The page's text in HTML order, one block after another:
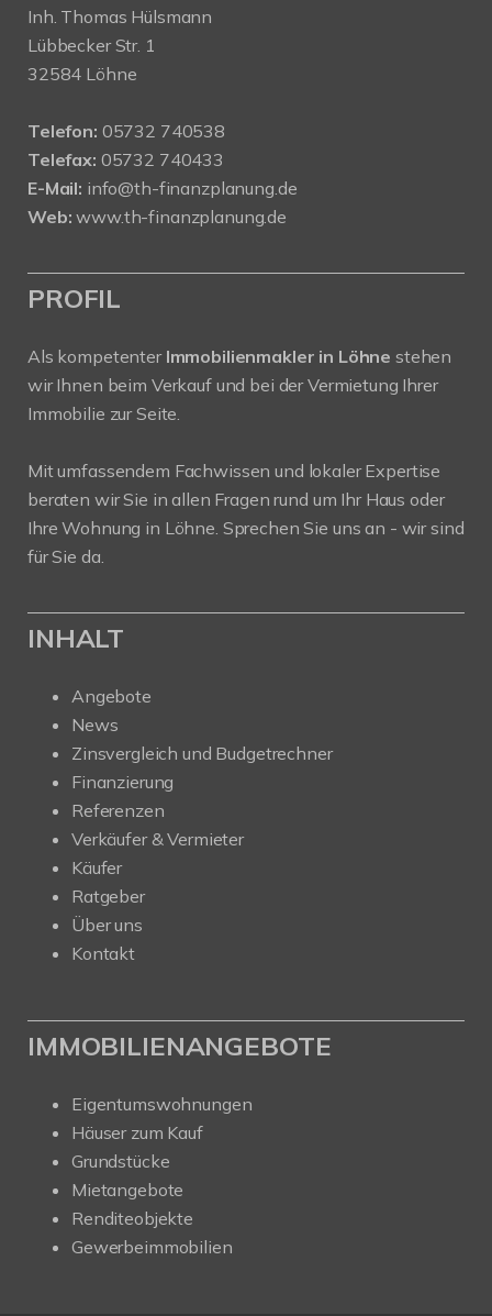
Inh. Thomas Hülsmann
Lübbecker Str. 1
32584 Löhne
Telefon: 05732 740538
Telefax: 05732 740433
E-Mail: info@th-finanzplanung.de
Web: www.th-finanzplanung.de
PROFIL
Als kompetenter Immobilienmakler in Löhne stehen
wir Ihnen beim Verkauf und bei der Vermietung Ihrer
Immobilie zur Seite.
Mit umfassendem Fachwissen und lokaler Expertise
beraten wir Sie in allen Fragen rund um Ihr Haus oder
Ihre Wohnung in Löhne. Sprechen Sie uns an - wir sind
für Sie da.
INHALT
Angebote
News
Zinsvergleich und Budgetrechner
Finanzierung
Referenzen
Verkäufer & Vermieter
Käufer
Ratgeber
Über uns
Kontakt
IMMOBILIENANGEBOTE
Eigentumswohnungen
Häuser zum Kauf
Grundstücke
Mietangebote
Renditeobjekte
Gewerbeimmobilien